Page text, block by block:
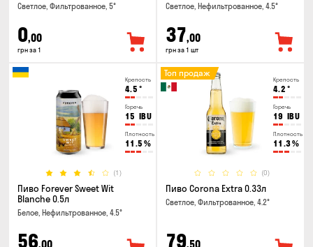
Светлое, Фильтрованное, 5°
0,00
грн за 1
Светлое, Нефильтрованное, 4.5°
37,00
грн за 1 шт
Крепость
4.5 °
Горечь
15 IBU
Плотность
11.5 %
(1)
Пиво Forever Sweet Wit
Blanche 0.5л
Белое, Нефильтрованное, 4.5°
56
Крепость
4.2 °
Горечь
19 IBU
Плотность
11.3%
(0)
Топ продаж
Пиво Corona Extra 0.33л
Светлое, Фильтрованное, 4.2°
79